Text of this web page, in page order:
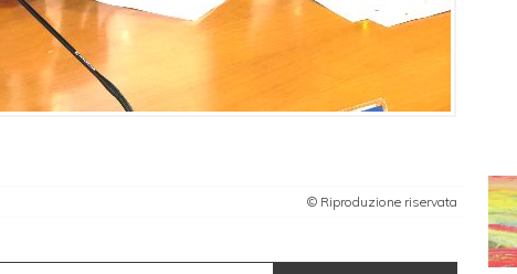
© Riproduzione riservata